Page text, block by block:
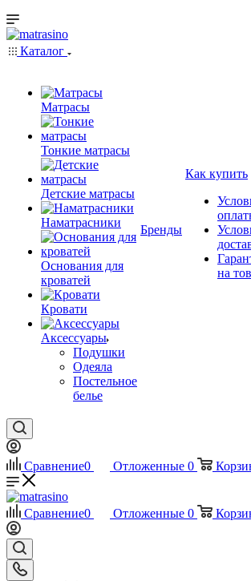
Каталог
Матрасы
Тонкие матрасы
Детские матрасы
Наматрасники
Основания для
кроватей
Кровати
Аксессуары
Подушки
Одеяла
Постельное
белье
Бренды
Как купить
на
Сравнение0 Отложенные 0
Сравнение0 Отложенные 0